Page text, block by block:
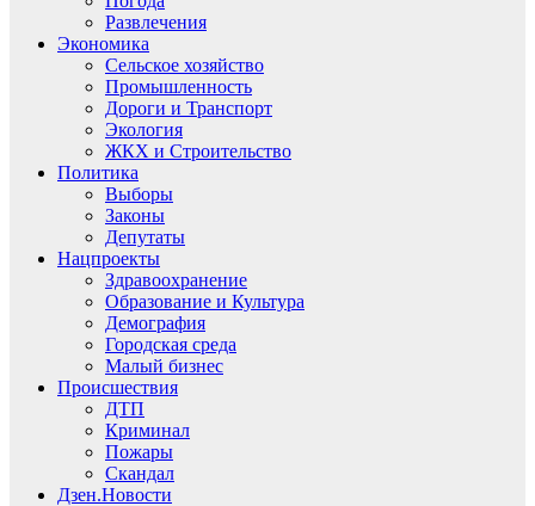
Развлечения
Экономика
Сельское хозяйство
Промышленность
Дороги и Транспорт
Экология
ЖКХ и Строительство
Политика
Выборы
Законы
Депутаты
Нацпроекты
Здравоохранение
Образование и Культура
Демография
Городская среда
Малый бизнес
Происшествия
ДТП
Криминал
Пожары
Скандал
Дзен.Новости